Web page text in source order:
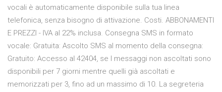
vocali è automaticamente disponibile sulla tua linea
telefonica, senza bisogno di attivazione. Costi. ABBONAMENTI
E PREZZI - IVA al 22% inclusa. Consegna SMS in formato
vocale: Gratuita: Ascolto SMS al momento della consegna:
Gratuito: Accesso al 42404, se I messaggi non ascoltati sono
disponibili per 7 giorni mentre quelli già ascoltati e
memorizzati per 3, fino ad un massimo di 10. La segreteria